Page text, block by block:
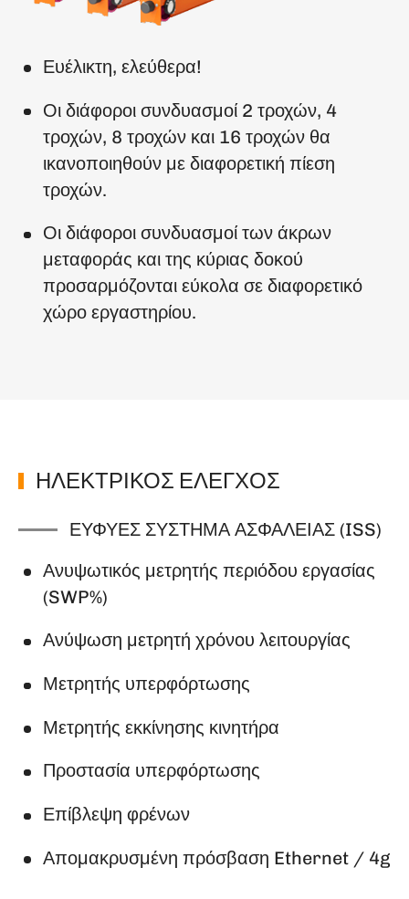
Ευέλικτη, ελεύθερα!
Οι διάφοροι συνδυασμοί 2 τροχών, 4
τροχών, 8 τροχών και 16 τροχών θα
ικανοποιηθούν με διαφορετική πίεση
τροχών.
Οι διάφοροι συνδυασμοί των άκρων
μεταφοράς και της κύριας δοκού
προσαρμόζονται εύκολα σε διαφορετικό
χώρο εργαστηρίου.
ΗΛΕΚΤΡΙΚΟΣ ΕΛΕΓΧΟΣ
ΕΥΦΥΈΣ ΣΎΣΤΗΜΑ ΑΣΦΆΛΕΙΑΣ (ISS)
Ανυψωτικός μετρητής περιόδου εργασίας
(SWP%)
Ανύψωση μετρητή χρόνου λειτουργίας
Μετρητής υπερφόρτωσης
Μετρητής εκκίνησης κινητήρα
Προστασία υπερφόρτωσης
Επίβλεψη φρένων
Απομακρυσμένη πρόσβαση Ethernet / 4g